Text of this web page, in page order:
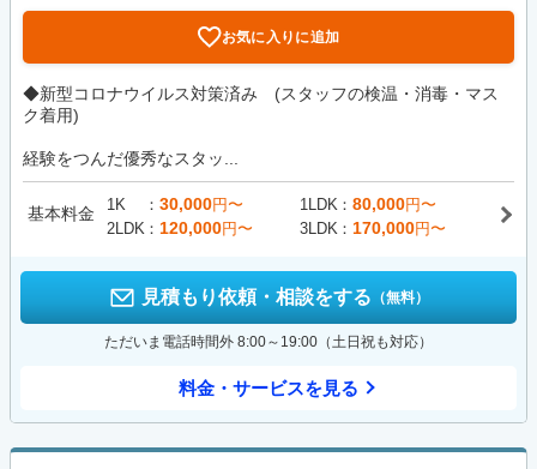
お気に入りに追加
◆新型コロナウイルス対策済み (スタッフの検温・消毒・マス
ク着用)
経験をつんだ優秀なスタッ...
基本料金 1K 30,000円〜 1LDK 80,000円〜
2LDK
120,000円〜 3LDK 170,000円〜
見積もり依頼・相談をする （無料）
ただいま電話時間外 8:00～19:00（土日祝も対応）
料金・サービスを見る